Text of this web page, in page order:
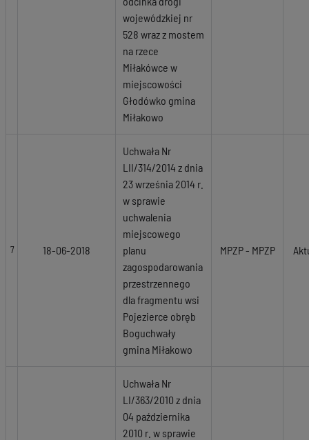
wojewódzkiej nr
528 wraz z mostem
na rzece
Miłakówce w
miejscowości
Głodówko gmina
Miłakowo
7 18-06-2018
Uchwała Nr
LII/314/2014 z dnia
23 września 2014 r.
w sprawie
uchwalenia
miejscowego
planu
zagospodarowania
przestrzennego
dla fragmentu wsi
Pojezierce obręb
Boguchwały
gmina Miłakowo
MPZP - MPZP
Uchwała Nr
LI/363/2010 z dnia
04 października
2010 r. w sprawie